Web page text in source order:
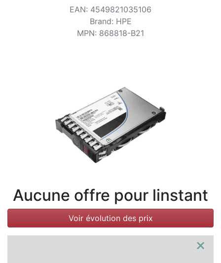
EAN: 4549821035106
Brand: HPE
MPN: 868818-B21
Aucune offre pour linstant
Voir évolution des prix
×